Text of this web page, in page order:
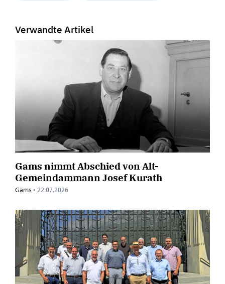
Verwandte Artikel
Gams nimmt Abschied von Alt-
Gemeindammann Josef Kurath
Gams • 22.07.2026